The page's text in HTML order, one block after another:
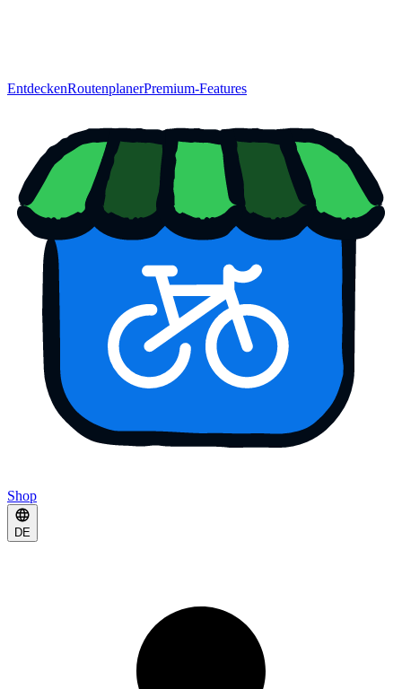
EntdeckenRoutenplanerPremium-Features
Shop
DE